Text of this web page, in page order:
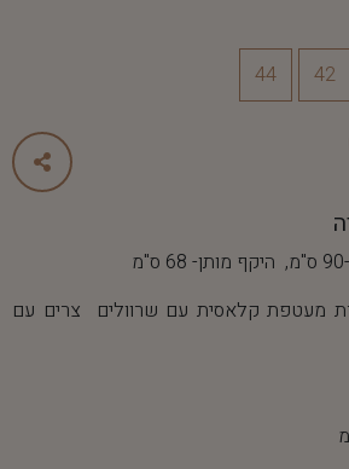
42
44
מעטפת קלאסית עם שרוולים צרים עם